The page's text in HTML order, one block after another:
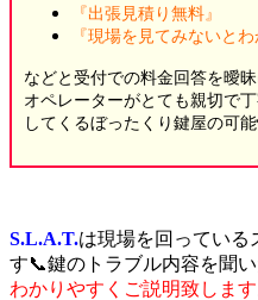
『出張見積り無料』
『現場を見てみないとわ
などと受付での料金回答を曖
オペレーターがとても親切で
してくるぼったくり鍵屋の可
S.L.A.T.は現場を回っている
す📞鍵のトラブル内容を聞
わかりやすくご説明致します